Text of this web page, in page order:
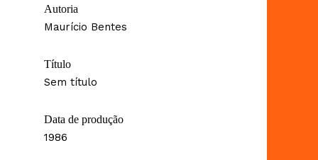
Autoria
Maurício Bentes
Título
Sem título
Data de produção
1986